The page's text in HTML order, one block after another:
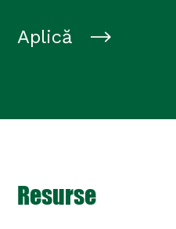
Aplică
Resurse